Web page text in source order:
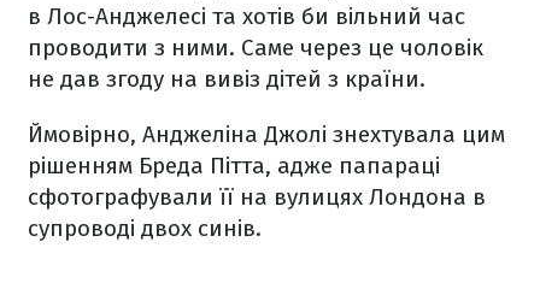
в Лос-Анджелесі та хотів би вільний час
проводити з ними. Саме через це чоловік
не дав згоду на вивіз дітей з країни.
Ймовірно, Анджеліна Джолі знехтувала цим
рішенням Бреда Пітта, адже папараці
сфотографували її на вулицях Лондона в
супроводі двох синів.